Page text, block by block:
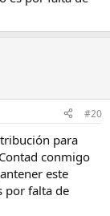
#20
para
conmigo
este
por falta de